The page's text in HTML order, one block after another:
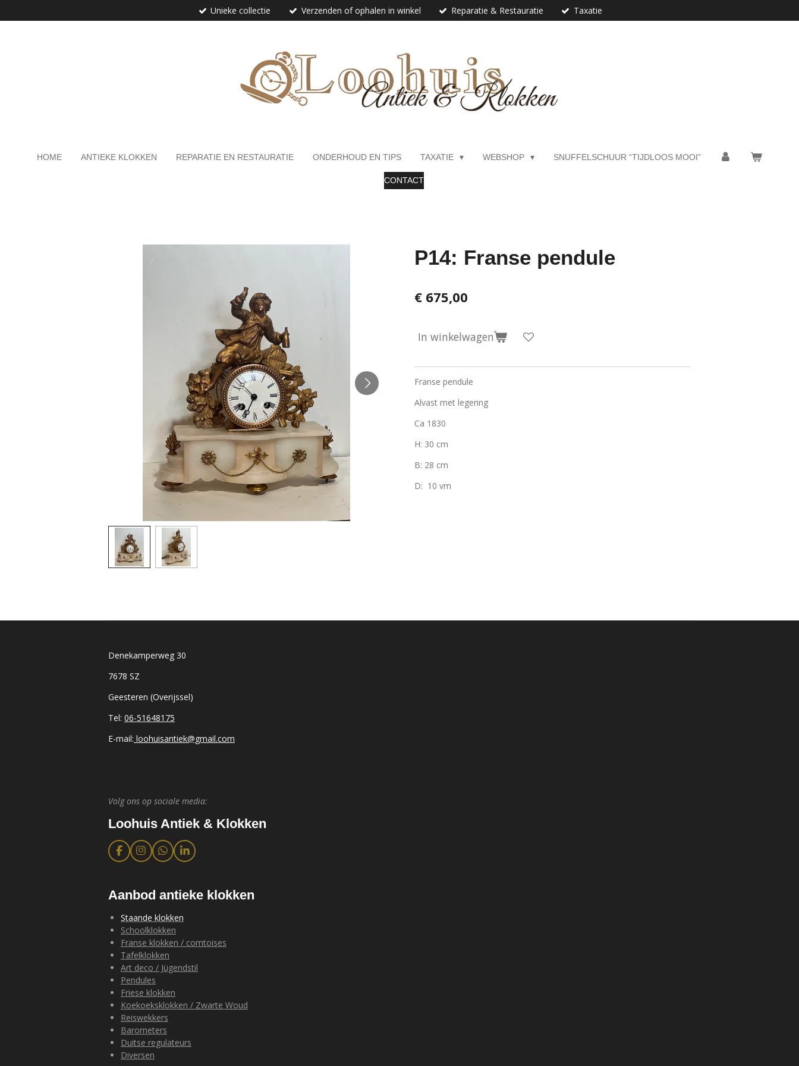
direct
Unieke collectie Verzenden of ophalen in winkel Reparatie & Restauratie Taxatie
HOME ANTIEKE KLOKKEN REPARATIE EN RESTAURATIE ONDERHOUD EN TIPS TAXATIE WEBSHOP SNUFFELSCHUUR “TIJDLOOS MOOI”
CONTACT
P14: Franse pendule
€ 675,00
In winkelwagen
Franse pendule
Alvast met legering
Ca 1830
H: 30 cm
B: 28 cm
D: 10 vm
Denekamperweg 30
7678 SZ
Geesteren (Overijssel)
Tel: 06-51648175
E-mail: loohuisantiek@gmail.com
Volg ons op sociale media:
Loohuis Antiek & Klokken
F
a
b
o
k
I
n
a
g
a
m
W
h
s
A
p
p
L
i
e
d
Aanbod antieke klokken
Staande klokken
Schoolklokken
Franse klokken / comtoises
Tafelklokken
Art deco / Jügendstil
Pendules
Friese klokken
Koekoeksklokken / Zwarte Woud
Reiswekkers
Barometers
Duitse regulateurs
Diversen